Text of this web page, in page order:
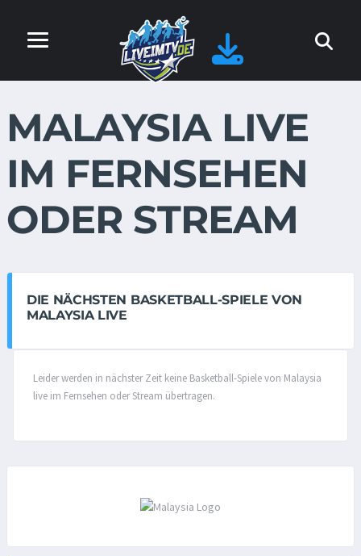
MALAYSIA LIVE
IM FERNSEHEN
ODER STREAM
DIE NÄCHSTEN BASKETBALL-SPIELE VON
MALAYSIA LIVE
Leider werden in nächster Zeit keine Basketball-Spiele von Malaysia
live im Fernsehen oder Stream übertragen.